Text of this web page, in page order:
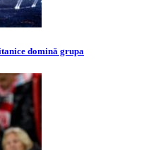
domină grupa